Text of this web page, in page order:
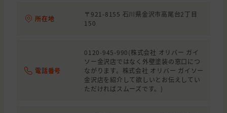
石川県
外壁と屋根の塗装
外壁の貼り替え(サイディング)
石川県
かほく市
雨漏り・防水
外壁と屋根の塗装, 全面の貼り替え
所在地
〒921-8155 石川県金沢市高尾台2丁目
150
電話番号
0120-945-990(株式会社 オリバー ガイ
ソー金沢店ではなく外壁塗装の窓口につ
ながります。株式会社 オリバー ガイソー
金沢店を紹介して欲しいとお伝えしてい
ただければスムーズです。)